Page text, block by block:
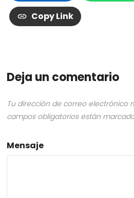
Copy Link
Deja un comentario
Tu dirección de correo electrónico
campos obligatorios están
Mensaje